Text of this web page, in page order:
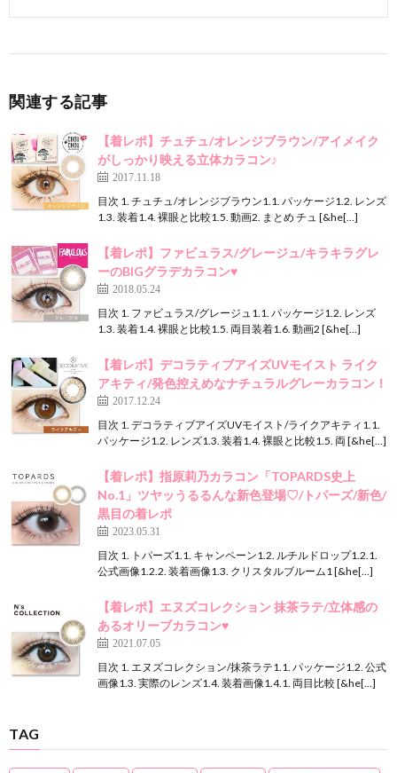
関連する記事
【着レポ】チュチュ/オレンジブラウン/アイメイク
がしっかり映える立体カラコン♪
2017.11.18
目次 1. チュチュ/オレンジブラウン1.1. パッケージ1.2. レンズ
1.3. 装着1.4. 裸眼と比較1.5. 動画2. まとめ チュ [&he[…]
【着レポ】ファビュラス/グレージュ/キラキラグレ
ーのBIGグラデカラコン♥
2018.05.24
目次 1. ファビュラス/グレージュ1.1. パッケージ1.2. レンズ
1.3. 装着1.4. 裸眼と比較1.5. 両目装着1.6. 動画2 [&he[…]
【着レポ】デコラティブアイズUVモイスト ライク
アキティ/発色控えめなナチュラルグレーカラコン！
2017.12.24
目次 1. デコラティブアイズUVモイスト/ライクアキティ1.1.
パッケージ1.2. レンズ1.3. 装着1.4. 裸眼と比較1.5. 両 [&he[…]
【着レポ】指原莉乃カラコン「TOPARDS史上
No.1」ツヤッうるるんな新色登場♡/トパーズ/新色/
黒目の着レポ
2023.05.31
目次 1. トパーズ1.1. キャンペーン1.2. ルチルドロップ1.2.1.
公式画像1.2.2. 装着画像1.3. クリスタルブルーム1 [&he[…]
【着レポ】エヌズコレクション 抹茶ラテ/立体感の
あるオリーブカラコン♥
2021.07.05
目次 1. エヌズコレクション/抹茶ラテ1.1. パッケージ1.2. 公式
画像1.3. 実際のレンズ1.4. 装着画像1.4.1. 両目比較 [&he[…]
TAG